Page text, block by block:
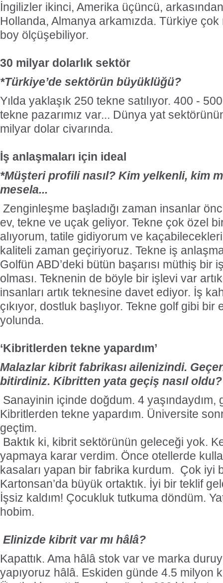
İngilizler ikinci, Amerika üçüncü,
Hollanda, Almanya arkamızda. Türkiye çok
boy ölçüşebiliyor.
30 milyar dolarlık sektör
*Türkiye’de sektörün büyüklüğü?
Yılda yaklaşık 250 tekne satılıyor. 400 -
tekne pazarımız var... Dünya yat
milyar dolar civarında.
İş anlaşmaları için ideal
*Müşteri profili nasıl? Kim yelkenli, kim
mesela...
Zenginleşme başladığı zaman insanlar
ev, tekne ve uçak geliyor. Tekne çok özel
alıyorum, tatile gidiyorum ve
kaliteli zaman geçiriyoruz. Tekne iş
Golfün ABD’deki bütün başarısı müthiş bir
olması. Teknenin de böyle bir işlevi var
insanları artık teknesine davet ediyor. İş
çıkıyor, dostluk başlıyor. Tekne golf gibi bir
yolunda.
‘Kibritlerden tekne yapardım’
Malazlar kibrit fabrikası ailenizindi.
bitirdiniz. Kibritten yata geçiş nasıl oldu?
Sanayinin içinde doğdum. 4 yaşındaydım,
Kibritlerden tekne yapardım. Üniversite
geçtim.
Baktık ki, kibrit sektörünün geleceği yok.
yapmaya karar verdim. Önce otellerde
kasaları yapan bir fabrika kurdum. Çok iyi
Kartonsan’da büyük ortaktık. İyi bir teklif
İşsiz kaldım! Çocukluk tutkuma döndüm.
hobim.
Elinizde kibrit var mı hâlâ?
Kapattık. Ama hâlâ stok var ve marka
yapıyoruz hâlâ. Eskiden günde 4.5 milyon